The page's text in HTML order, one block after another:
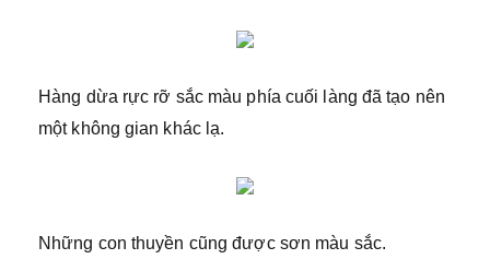
Hàng dừa rực rỡ sắc màu phía cuối làng đã tạo nên
một không gian khác lạ.
Những con thuyền cũng được sơn màu sắc.